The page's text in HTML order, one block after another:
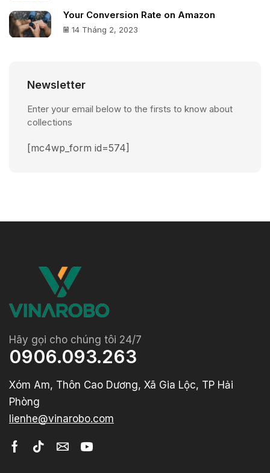
Your Conversion Rate on Amazon
14 Tháng 2, 2023
Newsletter
Enter your email below to the firsts to know about
collections
[mc4wp_form id=574]
Hãy gọi cho chúng tôi 24/7
0906.093.263
Xóm Am, Thôn Cao Dương, Xã Gia Lộc, TP Hải
Phòng
lienhe@vinarobo.com